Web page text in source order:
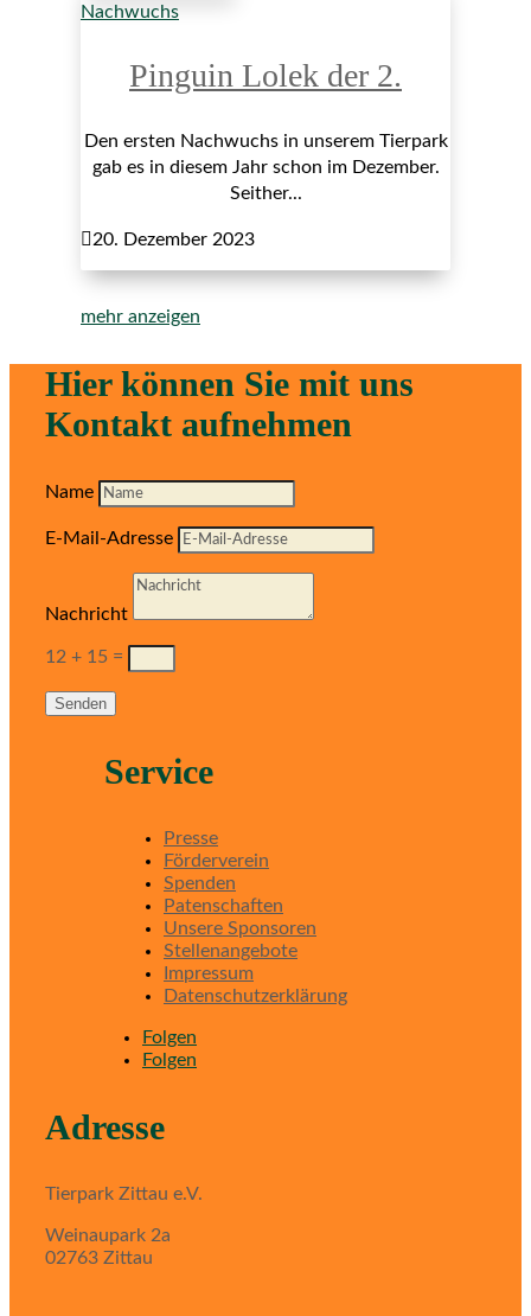
Nachwuchs
Pinguin Lolek der 2.
Den ersten Nachwuchs in unserem Tierpark
gab es in diesem Jahr schon im Dezember.
Seither...
20. Dezember 2023
mehr anzeigen
Hier können Sie mit uns
Kontakt aufnehmen
Name
E-Mail-Adresse
Nachricht
12 + 15 =
Senden
Service
Presse
Förderverein
Spenden
Patenschaften
Unsere Sponsoren
Stellenangebote
Impressum
Datenschutzerklärung
Folgen
Folgen
Adresse
Tierpark Zittau e.V.
Weinaupark 2a
02763 Zittau